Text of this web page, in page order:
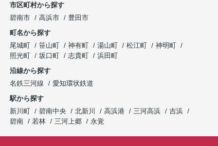
市区町村から探す
碧南市
高浜市
豊田市
町名から探す
尾城町
笹山町 神有町 湯山町 松江町
神明町
照光町
坂口町 志貴町
浜田町
沿線から探す
名鉄三河線
愛知環状鉄道
駅から探す
新川町
碧南中央 北新川 高浜港 三河高浜
吉浜
碧南
若林 三河上郷 永覚